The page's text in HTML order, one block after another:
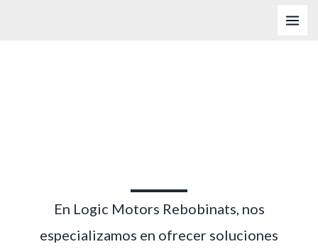
En Logic Motors Rebobinats, nos
especializamos en ofrecer soluciones